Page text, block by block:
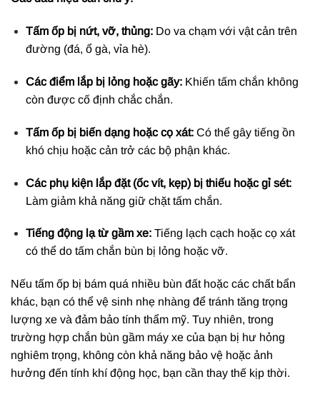
Tấm ốp bị nứt, vỡ, thủng:Do va chạm với vật cản trên
đường (đá, ổ gà, vỉa hè).
Các điểm lắp bị lỏng hoặc gãy: Khiến tấm chắn không
còn được cố định chắc chắn.
Tấm ốp bị biến dạng hoặc cọ xát: Có thể gây tiếng ồn
khó chịu hoặc cản trở các bộ phận khác.
Các phụ kiện lắp đặt (ốc vít, kẹp) bị thiếu hoặc gỉ sét:
Làm giảm khả năng giữ chặt tấm chắn.
Tiếng động lạ từ gầm xe: Tiếng lạch cạch hoặc cọ xát
có thể do tấm chắn bùn bị lỏng hoặc vỡ.
Nếu tấm ốp bị bám quá nhiều bùn đất hoặc các chất bẩn
khác, bạn có thể vệ sinh nhẹ nhàng để tránh tăng trọng
lượng xe và đảm bảo tính thẩm mỹ. Tuy nhiên, trong
trường hợp chắn bùn gầm máy xe của bạn bị hư hỏng
nghiêm trọng, không còn khả năng bảo vệ hoặc ảnh
hưởng đến tính khí động học, bạn cần thay thế kịp thời.